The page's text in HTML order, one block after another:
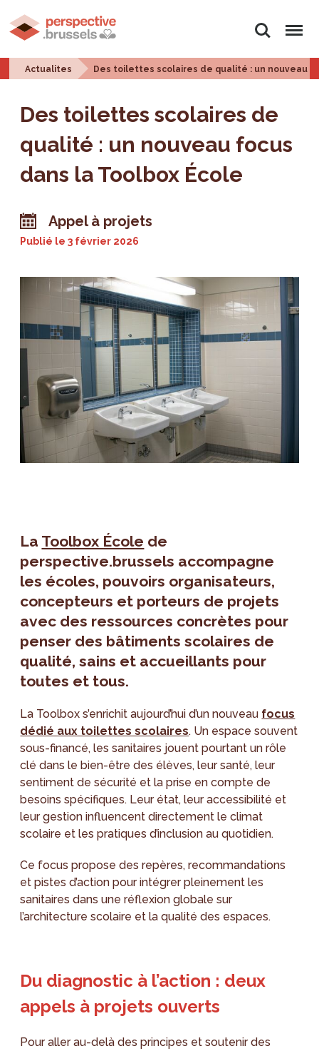
Rechercher
Menu
Actualites Des toilettes scolaires de qualité : un nouveau
Des toilettes scolaires de
qualité : un nouveau focus
dans la Toolbox École
Appel à projets
Publié le3 février 2026
La Toolbox École de
perspective.brussels accompagne
les écoles, pouvoirs organisateurs,
concepteurs et porteurs de projets
avec des ressources concrètes pour
penser des bâtiments scolaires de
qualité, sains et accueillants pour
toutes et tous.
La Toolbox s’enrichit aujourd’hui d’un nouveau focus
dédié aux toilettes scolaires. Un espace souvent
sous-financé, les sanitaires jouent pourtant un rôle
clé dans le bien-être des élèves, leur santé, leur
sentiment de sécurité et la prise en compte de
besoins spécifiques. Leur état, leur accessibilité et
leur gestion influencent directement le climat
scolaire et les pratiques d’inclusion au quotidien.
Ce focus propose des repères, recommandations
et pistes d’action pour intégrer pleinement les
sanitaires dans une réflexion globale sur
l’architecture scolaire et la qualité des espaces.
Du diagnostic à l’action : deux
appels à projets ouverts
Pour aller au-delà des principes et soutenir des